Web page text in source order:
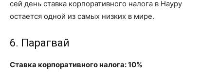
сей день ставка корпоративного налога в Науру
остается одной из самых низких в мире.
6. Парагвай
Ставка корпоративного налога: 10%